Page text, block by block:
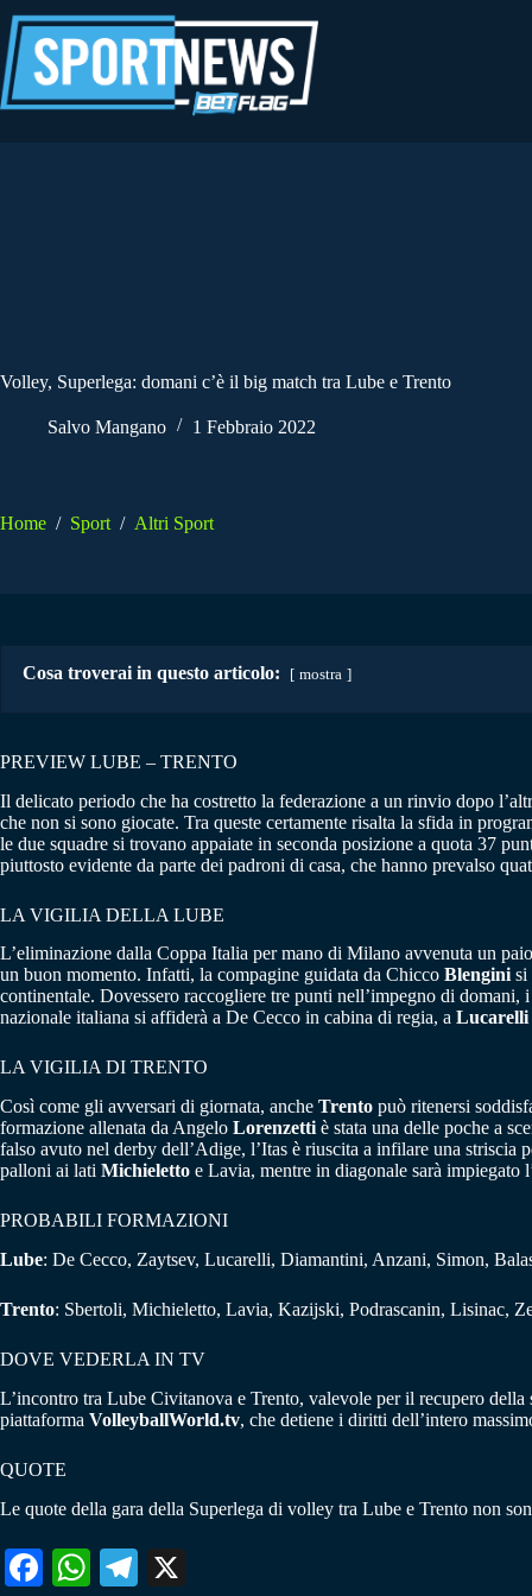
al
contenuto
Volley, Superlega: domani c’è il big match tra Lube e Trento
Salvo Mangano 1 Febbraio 2022
Home / Sport / Altri Sport
Cosa troverai in questo articolo: mostra
PREVIEW LUBE – TRENTO
Il delicato periodo che ha costretto la federazione a un rinvio dopo
che non si sono giocate. Tra queste certamente risalta la sfida in
le due squadre si trovano appaiate in seconda posizione a quota 37
piuttosto evidente da parte dei padroni di casa, che hanno prevalso
LA VIGILIA DELLA LUBE
L’eliminazione dalla Coppa Italia per mano di Milano avvenuta un
un buon momento. Infatti, la compagine guidata da Chicco Blenginisi
continentale. Dovessero raccogliere tre punti nell’impegno di
nazionale italiana si affiderà a De Cecco in cabina di regia, a Lucarelli
LA VIGILIA DI TRENTO
Così come gli avversari di giornata, anche Trento può ritenersi
formazione allenata da Angelo Lorenzetti è stata una delle poche a
falso avuto nel derby dell’Adige, l’Itas è riuscita a infilare una
palloni ai lati Michieletto e Lavia, mentre in diagonale sarà impiegato
PROBABILI FORMAZIONI
Lube: De Cecco, Zaytsev, Lucarelli, Diamantini, Anzani, Simon,
Trento: Sbertoli, Michieletto, Lavia, Kazijski, Podrascanin, Lisinac,
DOVE VEDERLA IN TV
L’incontro tra Lube Civitanova e Trento, valevole per il recupero della
piattaforma VolleyballWorld.tv, che detiene i diritti dell’intero
QUOTE
Le quote della gara della Superlega di volley tra Lube e Trento non
Fa W
Te